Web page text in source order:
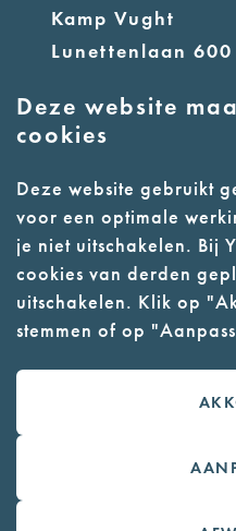
Deze website
cookies
Deze website gebruikt
voor een optimale
je niet uitschakelen. Bij
cookies van derden
uitschakelen. Klik op
stemmen of op
Kamp Vught
Lunettenlaan 600
T: 073 6566764
- Parkeer in de
parkeergarage
- Alleen